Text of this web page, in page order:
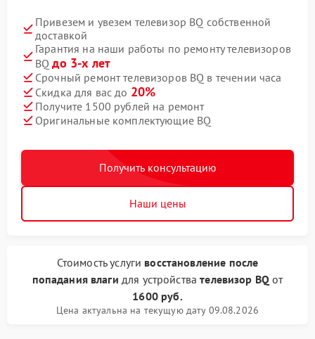
Привезем и увезем телевизор BQ собственной
доставкой
Гарантия на наши работы по ремонту телевизоров
BQдо 3-х лет
Срочный ремонт телевизоров BQ в течении часа
Скидка для вас до 20%
Получите 1500 рублей на ремонт
Оригинальные комплектующие BQ
Получить консультацию
Наши цены
Стоимость услуги восстановление после
попадания влаги для устройствателевизор BQ от
1600 руб.
Цена актуальна на текущую дату 09.08.2026